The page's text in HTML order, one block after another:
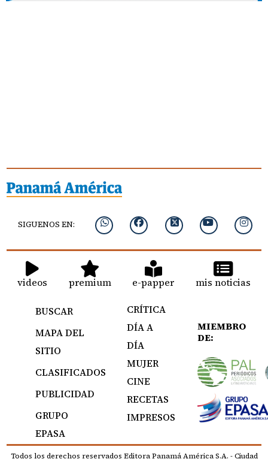
SIGUENOS EN:
videos premium e-papper mis noticias
BUSCAR
MAPA DEL
SITIO
CLASIFICADOS
PUBLICIDAD
GRUPO
EPASA
CRÍTICA
DÍA A
DÍA
MUJER
CINE
RECETAS
IMPRESOS
MIEMBRO
DE:
Todos los derechos reservados Editora Panamá América S.A. - Ciudad